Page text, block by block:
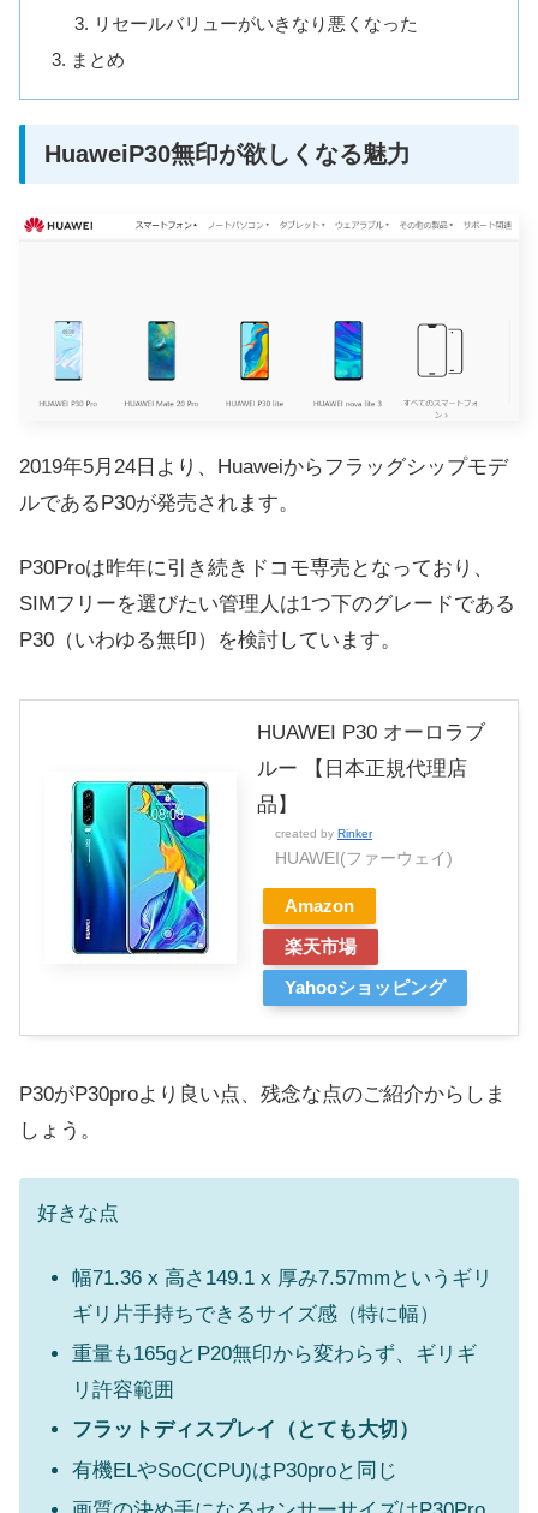
リセールバリューがいきなり悪くなった
まとめ
HuaweiP30無印が欲しくなる魅力
2019年5月24日より、Huaweiからフラッグシップモデ
ルであるP30が発売されます。
P30Proは昨年に引き続きドコモ専売となっており、
SIMフリーを選びたい管理人は1つ下のグレードである
P30（いわゆる無印）を検討しています。
HUAWEI P30 オーロラブ
ルー 【日本正規代理店
品】
created by Rinker
HUAWEI(ファーウェイ)
Amazon
楽天市場
Yahooショッピング
P30がP30proより良い点、残念な点のご紹介からしま
しょう。
好きな点
幅71.36 x 高さ149.1 x 厚み7.57mmというギリ
ギリ片手持ちできるサイズ感（特に幅）
重量も165gとP20無印から変わらず、ギリギ
リ許容範囲
フラットディスプレイ（とても大切）
有機ELやSoC(CPU)はP30proと同じ